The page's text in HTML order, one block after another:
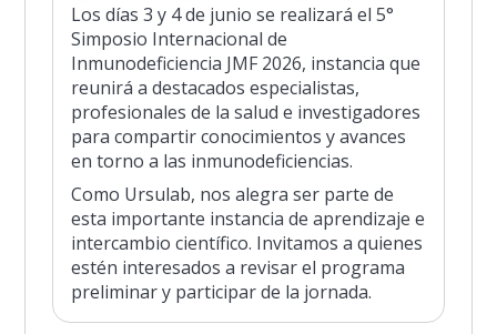
Los días 3 y 4 de junio se realizará el 5°
Simposio Internacional de
Inmunodeficiencia JMF 2026, instancia que
reunirá a destacados especialistas,
profesionales de la salud e investigadores
para compartir conocimientos y avances
en torno a las inmunodeficiencias.
Como Ursulab, nos alegra ser parte de
esta importante instancia de aprendizaje e
intercambio científico. Invitamos a quienes
estén interesados a revisar el programa
preliminar y participar de la jornada.